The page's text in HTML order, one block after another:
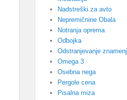
Nadstreški za avto
Nepremičnine Obala
Notranja oprema
Odbojka
Odstranjevanje znamenj
Omega 3
Osebna nega
Pergole cena
Pisalna miza